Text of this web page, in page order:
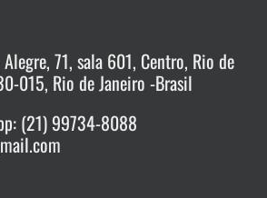
71, sala 601, Centro, Rio de
015, Rio de Janeiro -Brasil
(21) 99734-8088